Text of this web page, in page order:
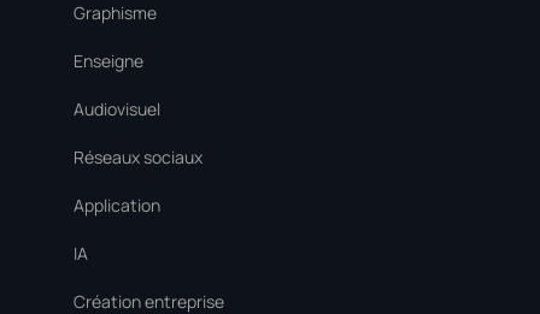
Graphisme
Enseigne
Audiovisuel
Réseaux sociaux
Application
IA
Création entreprise